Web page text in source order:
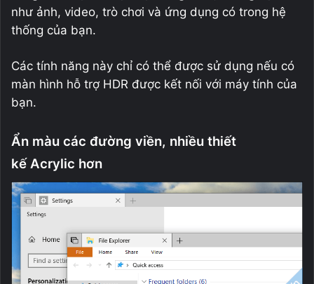
như ảnh, video, trò chơi và ứng dụng có trong hệ
thống của bạn.
Các tính năng này chỉ có thể được sử dụng nếu có
màn hình hỗ trợ HDR được kết nối với máy tính của
bạn.
Ẩn màu các đường viền, nhiều thiết
kế Acrylic hơn